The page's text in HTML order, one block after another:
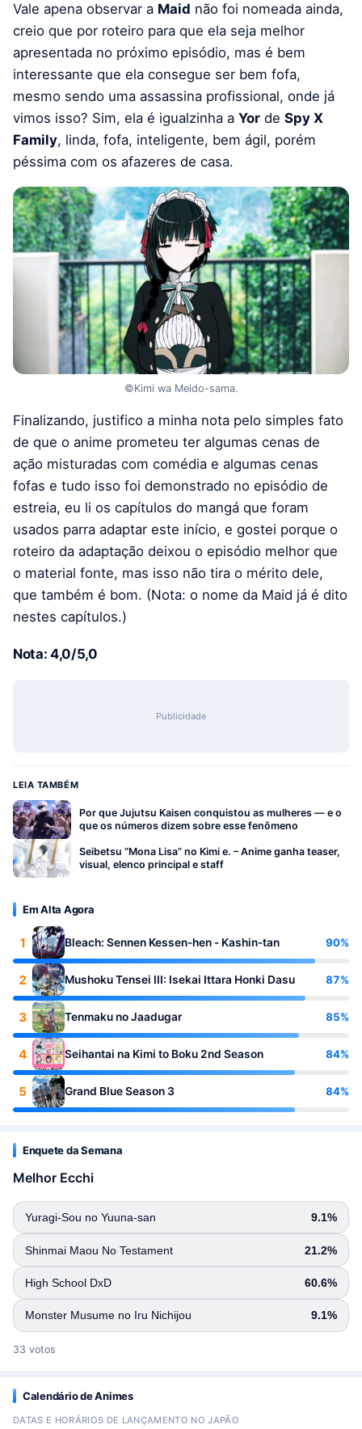
Vale apena observar a Maid não foi nomeada ainda,
creio que por roteiro para que ela seja melhor
apresentada no próximo episódio, mas é bem
interessante que ela consegue ser bem fofa,
mesmo sendo uma assassina profissional, onde já
vimos isso? Sim, ela é igualzinha a Yor de Spy X
Family, linda, fofa, inteligente, bem ágil, porém
péssima com os afazeres de casa.
©Kimi wa Meido-sama.
Finalizando, justifico a minha nota pelo simples fato
de que o anime prometeu ter algumas cenas de
ação misturadas com comédia e algumas cenas
fofas e tudo isso foi demonstrado no episódio de
estreia, eu li os capítulos do mangá que foram
usados parra adaptar este início, e gostei porque o
roteiro da adaptação deixou o episódio melhor que
o material fonte, mas isso não tira o mérito dele,
que também é bom. (Nota: o nome da Maid já é dito
nestes capítulos.)
Nota: 4,0/5,0
Publicidade
LEIA TAMBÉM
Por que Jujutsu Kaisen conquistou as mulheres — e o
que os números dizem sobre esse fenômeno
Seibetsu “Mona Lisa” no Kimi e. – Anime ganha teaser,
visual, elenco principal e staff
Em Alta Agora
1 Bleach: Sennen Kessen-hen - Kashin-tan 90%
2 Mushoku Tensei III: Isekai Ittara Honki Dasu 87%
3 Tenmaku no Jaadugar 85%
4 Seihantai na Kimi to Boku 2nd Season 84%
5 Grand Blue Season 3 84%
Enquete da Semana
Melhor Ecchi
Yuragi-Sou no Yuuna-san 9.1%
Shinmai Maou No Testament 21.2%
High School DxD 60.6%
Monster Musume no Iru Nichijou 9.1%
33 votos
Calendário de Animes
DATAS E HORÁRIOS DE LANÇAMENTO NO JAPÃO